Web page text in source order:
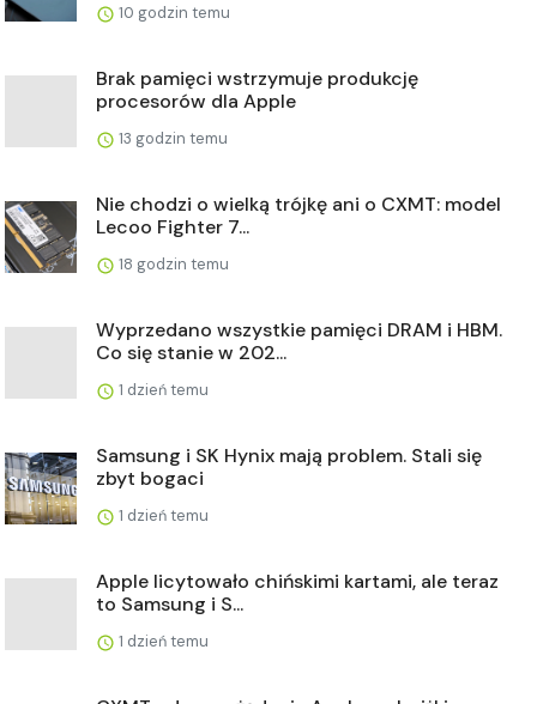
10 godzin temu
Brak pamięci wstrzymuje produkcję
procesorów dla Apple
13 godzin temu
Nie chodzi o wielką trójkę ani o CXMT: model
Lecoo Fighter 7...
18 godzin temu
Wyprzedano wszystkie pamięci DRAM i HBM.
Co się stanie w 202...
1 dzień temu
Samsung i SK Hynix mają problem. Stali się
zbyt bogaci
1 dzień temu
Apple licytowało chińskimi kartami, ale teraz
to Samsung i S...
1 dzień temu